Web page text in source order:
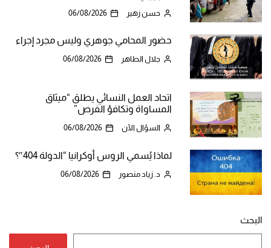
حسن زهير 06/08/2026
حضور المحامي جوهري وليس مجرد إجراء
جلال الطاهر 06/08/2026
اتحاد العمل النسائي يطلق “ميثاق
المساواة وتكافؤ الفرص”
السؤال الآن 06/08/2026
لماذا يُسمي الروس أوكرانيا “الدولة 404″؟
د. زياد منصور 06/08/2026
البحث